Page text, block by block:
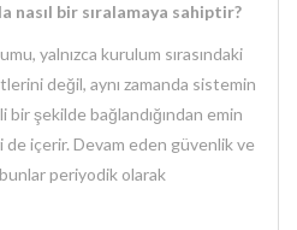
nasıl bir sıralamaya sahiptir?
yalnızca kurulum sırasındaki
değil, aynı zamanda sistemin
bir şekilde bağlandığından emin
de içerir. Devam eden güvenlik ve
periyodik olarak